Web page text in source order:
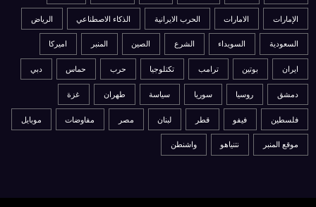
الإمارات الامارات الحرب الايرانية الذكاء الاصطناعي الرياض
السعودية السويداء الشرع الصين المنبر اميركا
ايران بوتين ترامب تكنلوجيا حرب حماس دبي
دمشق روسيا سوريا سياسة طهران غزة
فلسطين فيفو قطر لبنان مصر مفاوضات موبايل
موقع المنبر نتنياهو واشنطن